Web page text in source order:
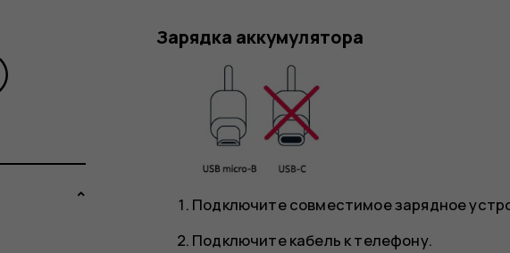
Зарядка аккумулятора
Подключите совместимое зарядное
Подключите кабель к телефону.